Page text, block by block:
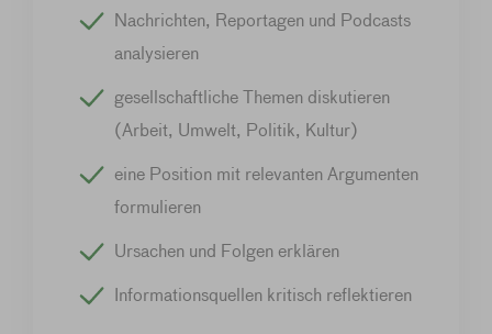
Nachrichten, Reportagen und Podcasts
analysieren
gesellschaftliche Themen diskutieren
(Arbeit, Umwelt, Politik, Kultur)
eine Position mit relevanten Argumenten
formulieren
Ursachen und Folgen erklären
Informationsquellen kritisch reflektieren